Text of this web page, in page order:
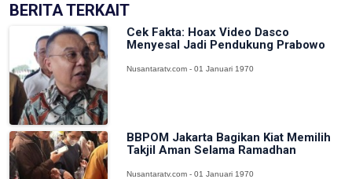
BERITA TERKAIT
Cek Fakta: Hoax Video Dasco
Menyesal Jadi Pendukung Prabowo
Nusantaratv.com - 01 Januari 1970
BBPOM Jakarta Bagikan Kiat Memilih
Takjil Aman Selama Ramadhan
Nusantaratv.com - 01 Januari 1970